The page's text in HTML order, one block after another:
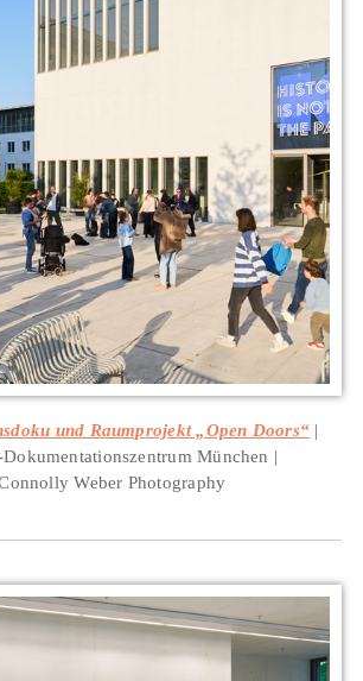
und Raumprojekt „Open Doors“
München
Weber Photography